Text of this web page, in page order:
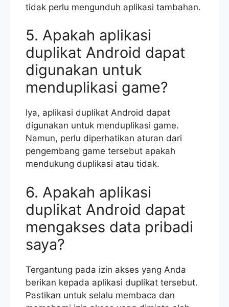
tidak perlu mengunduh aplikasi tambahan.
5. Apakah aplikasi
duplikat Android dapat
digunakan untuk
menduplikasi game?
Iya, aplikasi duplikat Android dapat
digunakan untuk menduplikasi game.
Namun, perlu diperhatikan aturan dari
pengembang game tersebut apakah
mendukung duplikasi atau tidak.
6. Apakah aplikasi
duplikat Android dapat
mengakses data pribadi
saya?
Tergantung pada izin akses yang Anda
berikan kepada aplikasi duplikat tersebut.
Pastikan untuk selalu membaca dan